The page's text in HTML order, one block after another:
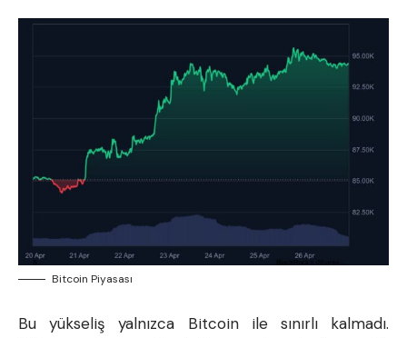
Bitcoin Piyasası
Bu yükseliş yalnızca Bitcoin ile sınırlı kalmadı.